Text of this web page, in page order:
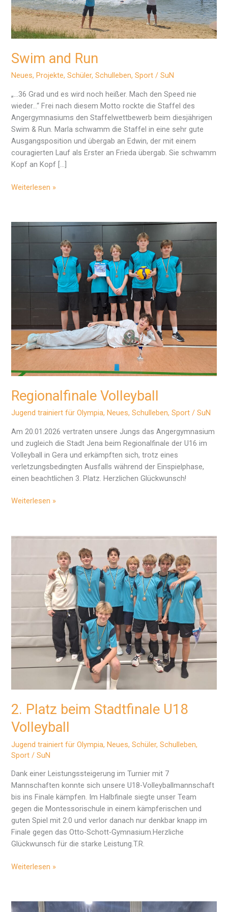
Swim and Run
Neues, Projekte,Schüler,Schulleben,Sport /SuN
„…36 Grad und es wird noch heißer. Mach den Speed nie
wieder…“ Frei nach diesem Motto rockte die Staffel des
Angergymnasiums den Staffelwettbewerb beim diesjährigen
Swim & Run. Marla schwamm die Staffel in eine sehr gute
Ausgangsposition und übergab an Edwin, der mit einem
couragierten Lauf als Erster an Frieda übergab. Sie schwamm
Kopf an Kopf […]
Swim
Weiterlesen »
Regionalfinale Volleyball
Jugend trainiert für Olympia,Neues,Schulleben,Sport /SuN
Am 20.01.2026 vertraten unsere Jungs das Angergymnasium
und zugleich die Stadt Jena beim Regionalfinale der U16 im
Volleyball in Gera und erkämpften sich, trotz eines
verletzungsbedingten Ausfalls während der Einspielphase,
einen beachtlichen 3. Platz. Herzlichen Glückwunsch!
Regionalfinale
Weiterlesen »
2. Platz beim Stadtfinale U18
Volleyball
Jugend trainiert für Olympia,Neues,Schüler,Schulleben,
Sport /SuN
Dank einer Leistungssteigerung im Turnier mit 7
Mannschaften konnte sich unsere U18-Volleyballmannschaft
bis ins Finale kämpfen. Im Halbfinale siegte unser Team
gegen die Montessorischule in einem kämpferischen und
guten Spiel mit 2:0 und verlor danach nur denkbar knapp im
Finale gegen das Otto-Schott-Gymnasium.Herzliche
Glückwunsch für die starke Leistung.T.R.
2.
Stadtfinale
Weiterlesen »